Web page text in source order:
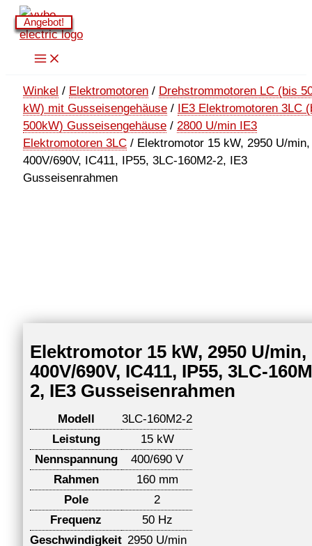
Zum
Inhalt
springen
Winkel / Elektromotoren / Drehstrommotoren LC (bis
kW) mit Gusseisengehäuse / IE3 Elektromotoren 3LC
500kW) Gusseisengehäuse / 2800 U/min IE3
Elektromotoren 3LC / Elektromotor 15 kW, 2950 U/min,
400V/690V, IC411, IP55, 3LC-160M2-2, IE3
Gusseisenrahmen
Elektromotor 15 kW, 2950 U/min,
400V/690V, IC411, IP55, 3LC-
2, IE3 Gusseisenrahmen
Modell
3LC-160M2-2
Leistung
15 kW
Nennspannung
400/690 V
Rahmen
160 mm
Pole
2
Frequenz
50 Hz
Geschwindigkeit 2950 U/min
Angebot!
Angebot!
Angebot!
Angebot!
Angebot!
Angebot!